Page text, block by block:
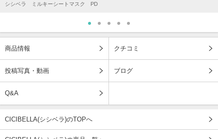
シシベラ ミルキーシートマスク PD
商品情報 クチコミ
投稿写真・動画 ブログ
Q&A
CICIBELLA(シシベラ)のTOPへ